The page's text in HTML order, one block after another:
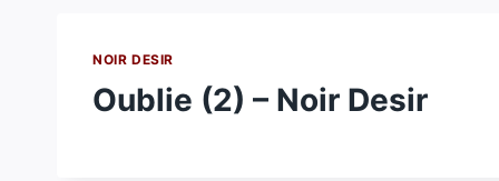
NOIR DESIR
Oublie (2) – Noir Desir